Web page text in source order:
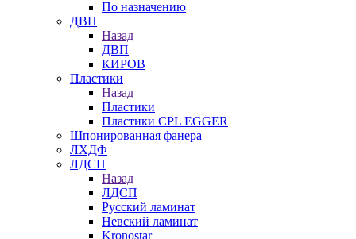
По назначению
ДВП
Назад
ДВП
КИРОВ
Пластики
Назад
Пластики
Пластики CPL EGGER
Шпонированная фанера
ЛХДФ
ЛДСП
Назад
ЛДСП
Русский ламинат
Невский ламинат
Kronostar